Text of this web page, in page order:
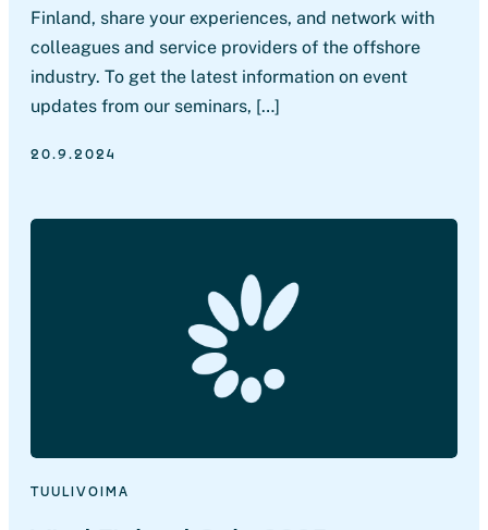
Finland, share your experiences, and network with
colleagues and service providers of the offshore
industry. To get the latest information on event
updates from our seminars, […]
20.9.2024
TUULIVOIMA